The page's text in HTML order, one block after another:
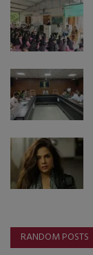
સ્વાસ્થ્ય
RANDOM POSTS